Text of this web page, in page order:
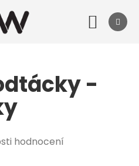
-
hodnocení